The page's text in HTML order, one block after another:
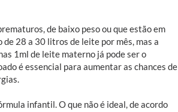
de baixo peso ou que estão em
28 a 30 litros de leite por mês, mas a
1ml de leite materno já pode ser o
é essencial para aumentar as chances de
infantil. O que não é ideal, de acordo